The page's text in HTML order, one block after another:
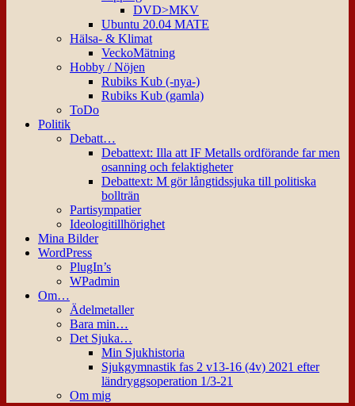
DVD>MKV
Ubuntu 20.04 MATE
Hälsa- & Klimat
VeckoMätning
Hobby / Nöjen
Rubiks Kub (-nya-)
Rubiks Kub (gamla)
ToDo
Politik
Debatt…
Debattext: Illa att IF Metalls ordförande far men
osanning och felaktigheter
Debattext: M gör långtidssjuka till politiska
bollträn
Partisympatier
Ideologitillhörighet
Mina Bilder
WordPress
PlugIn’s
WPadmin
Om…
Ädelmetaller
Bara min…
Det Sjuka…
Min Sjukhistoria
Sjukgymnastik fas 2 v13-16 (4v) 2021 efter
ländryggsoperation 1/3-21
Om mig